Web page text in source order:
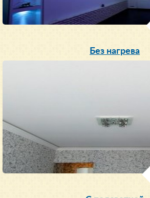
Без нагрева